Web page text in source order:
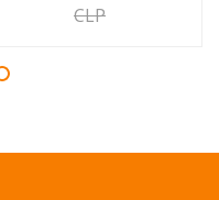
CLP